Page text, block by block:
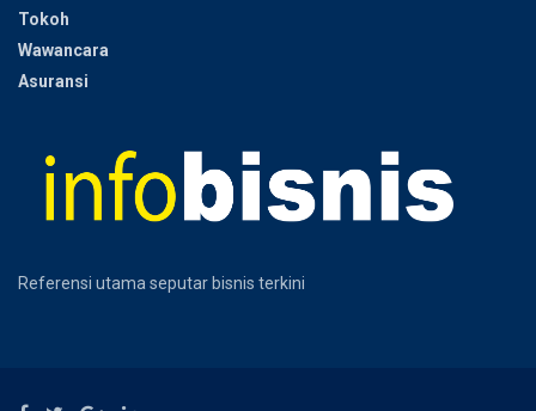
Tokoh
Wawancara
Asuransi
Referensi utama seputar bisnis terkini